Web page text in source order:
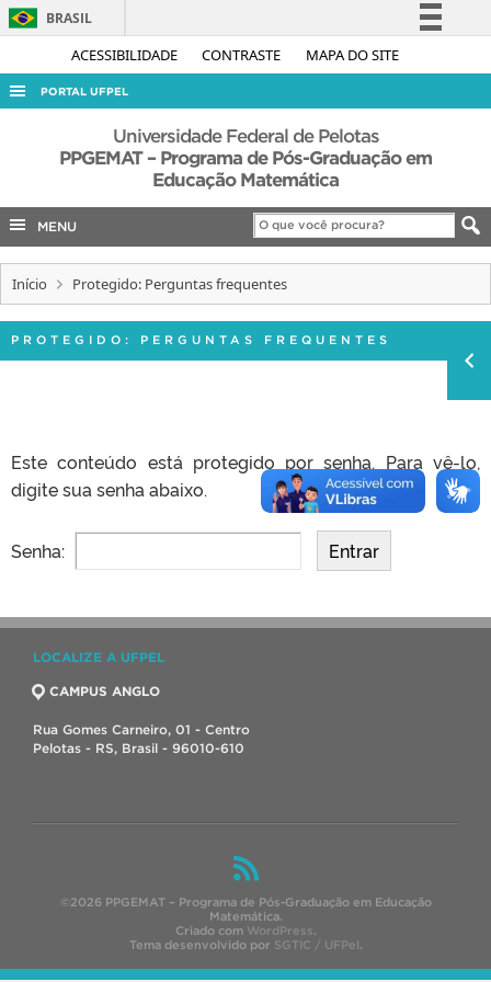
ACESSIBILIDADE CONTRASTE MAPA DO SITE
BRASIL
Simplifique!
Acesso à informação
Legislação
Canais
PORTAL UFPEL
ACESSO À INFORMAÇÃO
AUDITORIA
EDITAIS
Universidade Federal de Pelotas
PPGEMAT – Programa de Pós-Graduação em
Educação Matemática
MENU
Início Protegido: Perguntas frequentes
PROTEGIDO: PERGUNTAS FREQUENTES
Este conteúdo está protegido por senha. Para vê-lo,
digite sua senha abaixo.
Senha:
LOCALIZE A UFPEL
CAMPUS ANGLO
Rua Gomes Carneiro, 01 - Centro
Pelotas - RS, Brasil - 96010-610
©2026 PPGEMAT – Programa de Pós-Graduação em Educação
Matemática.
Criado com WordPress.
Tema desenvolvido por SGTIC / UFPel.